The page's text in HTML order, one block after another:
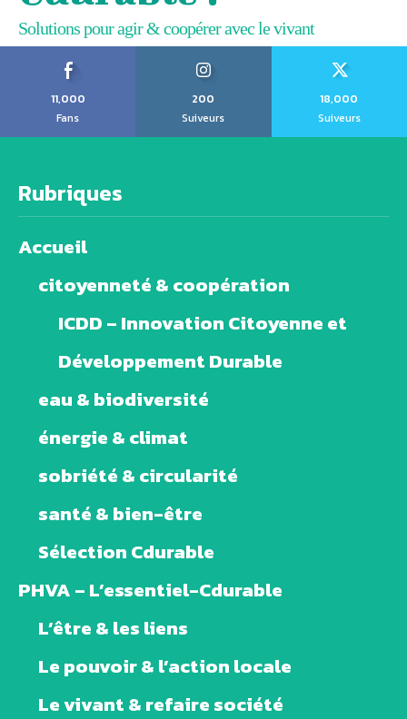
Solutions pour agir & coopérer avec le vivant
11,000
Fans
200
Suiveurs
18,000
Suiveurs
Rubriques
Accueil
citoyenneté & coopération
ICDD – Innovation Citoyenne et
Développement Durable
eau & biodiversité
énergie & climat
sobriété & circularité
santé & bien-être
Sélection Cdurable
PHVA – L’essentiel-Cdurable
L’être & les liens
Le pouvoir & l’action locale
Le vivant & refaire société